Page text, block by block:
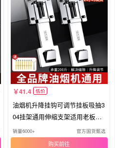
41.4 低价
油烟机升降挂钩可调节挂板吸抽3
04挂架通用伸缩支架适用老板方
太
销量6000+ 官方国货甄选
购买